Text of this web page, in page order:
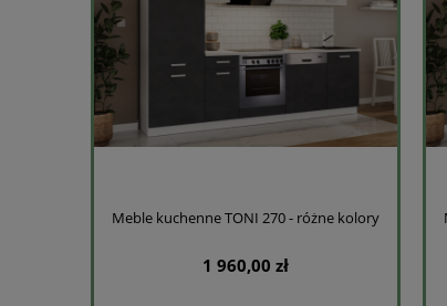
Meble kuchenne TONI 270 - różne kolory
1 960,00 zł